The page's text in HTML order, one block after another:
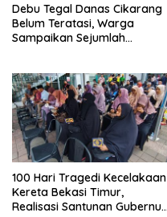
Debu Tegal Danas Cikarang
Belum Teratasi, Warga
Sampaikan Sejumlah
100 Hari Tragedi Kecelakaan
Kereta Bekasi Timur,
Realisasi Santunan Gubernur